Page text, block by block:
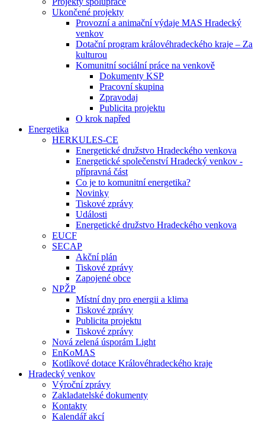
Ukončené projekty
Provozní a animační výdaje MAS Hradecký
venkov
Dotační program královéhradeckého kraje – Za
kulturou
Komunitní sociální práce na venkově
Dokumenty KSP
Pracovní skupina
Zpravodaj
Publicita projektu
O krok napřed
Energetika
HERKULES-CE
Energetické družstvo Hradeckého venkova
Energetické společenství Hradecký venkov -
přípravná část
Co je to komunitní energetika?
Novinky
Tiskové zprávy
Události
Energetické družstvo Hradeckého venkova
EUCF
SECAP
Akční plán
Tiskové zprávy
Zapojené obce
NPŽP
Místní dny pro energii a klima
Tiskové zprávy
Publicita projektu
Tiskové zprávy
Nová zelená úsporám Light
EnKoMAS
Kotlíkové dotace Královéhradeckého kraje
Hradecký venkov
Výroční zprávy
Zakladatelské dokumenty
Kontakty
Kalendář akcí